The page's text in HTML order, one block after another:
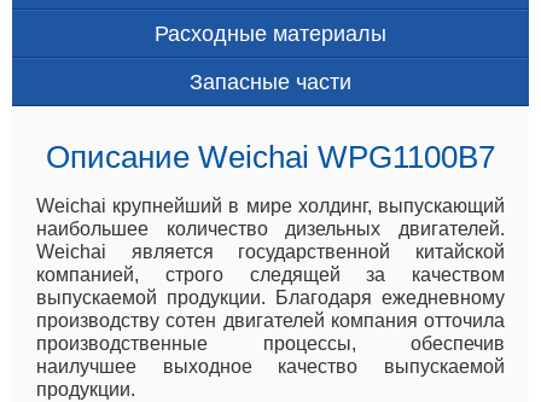
Расходные материалы
Запасные части
Описание Weichai WPG1100B7
Weichai крупнейший в мире холдинг, выпускающий
наибольшее количество дизельных двигателей.
Weichai является государственной китайской
компанией, строго следящей за качеством
выпускаемой продукции. Благодаря ежедневному
производству сотен двигателей компания отточила
производственные процессы, обеспечив
наилучшее выходное качество выпускаемой
продукции.